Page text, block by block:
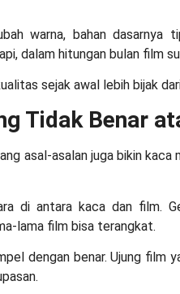
warna, bahan dasarnya
dalam hitungan bulan film
sejak awal lebih bijak
Tidak Benar
asal-asalan juga bikin kaca
di antara kaca dan film.
lama film bisa terangkat.
dengan benar. Ujung film